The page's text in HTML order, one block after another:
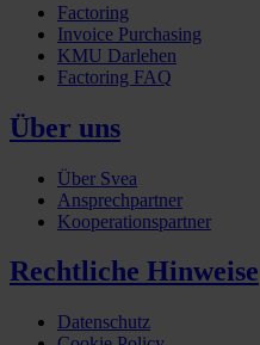
Factoring
Invoice Purchasing
KMU Darlehen
Factoring FAQ
Über uns
Über Svea
Ansprechpartner
Kooperationspartner
Rechtliche Hinweise
Datenschutz